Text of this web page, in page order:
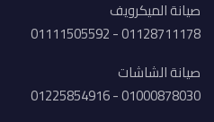
صيانة الميكرويف
01128711178 - 01111505592
صيانة الشاشات
01000878030 - 01225854916